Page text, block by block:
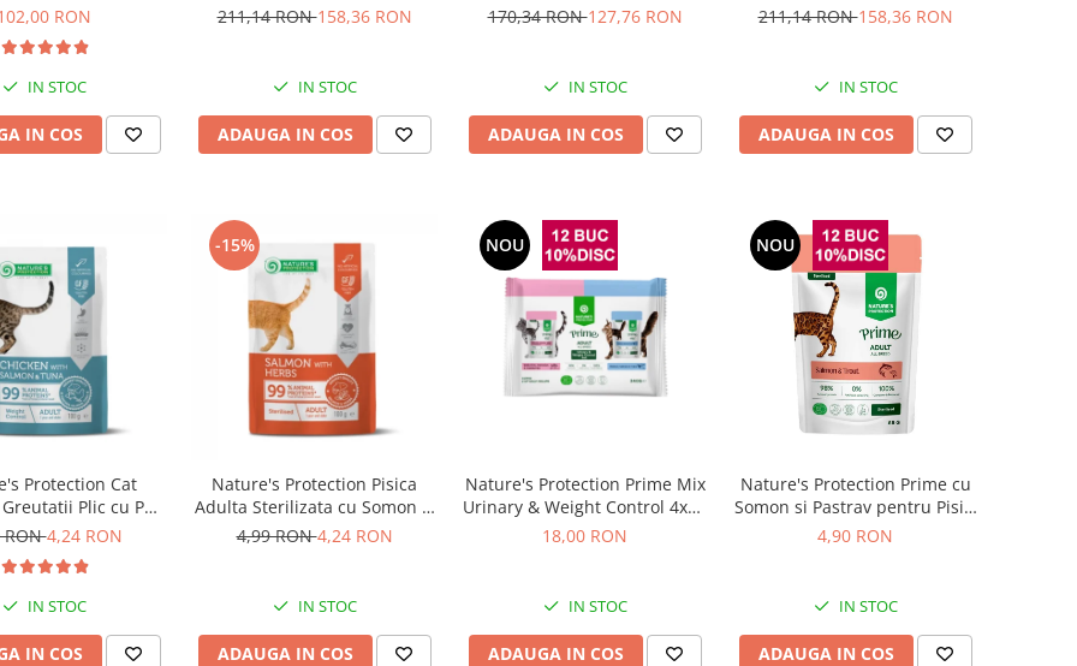
RON
IN STOC
IN COS
211,14 RON158,36 RON
IN STOC
ADAUGA IN COS
170,34 RON127,76 RON
IN STOC
ADAUGA IN COS
211,14 RON158,36 RON
IN STOC
ADAUGA IN COS
Protection Cat
Plic cu Pui,
si Ton 100 G
RON4,24 RON
IN STOC
IN COS
-15%
Nature's Protection Pisica
Adulta Sterilizata cu Somon si
Ierburi 100 Gr
4,99 RON4,24 RON
IN STOC
ADAUGA IN COS
NOU
Nature's Protection Prime Mix
Urinary & Weight Control 4x85
Gr
18,00 RON
IN STOC
ADAUGA IN COS
NOU
Nature's Protection Prime cu
Somon si Pastrav pentru Pisici
Sterilizate 85 Gr
4,90 RON
IN STOC
ADAUGA IN COS